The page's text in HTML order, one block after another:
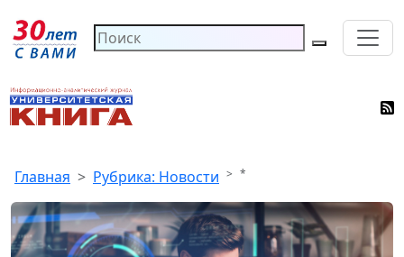
Главная Рубрика: Новости *